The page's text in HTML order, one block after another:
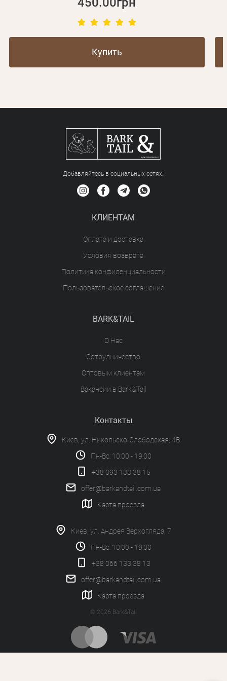
Купить
Добавляйтесь в социальных сетяx:
КЛИЕНТАМ
Оплата и доставка
Условия возврата
Политика конфиденциальности
Пользовательское соглашение
BARK&TAIL
О Нас
Сотрудничество
Оптовым клиентам
Вакансии в Bark&Tail
Контакты
Киев, ул. Никольско-Слободская, 4В
Пн-Вс: 10:00 - 19:00
+38 093 133 38 15
offer@barkandtail.com.ua
Карта проезда
Киев, ул. Андрея Верхогляда, 7
Пн-Вс: 10:00 - 19:00
+38 066 133 38 13
offer@barkandtail.com.ua
Карта проезда
© 2026 Bark&Tail